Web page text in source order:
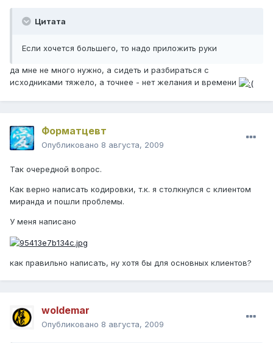
Цитата
Если хочется большего, то надо приложить руки
да мне не много нужно, а сидеть и разбираться с
исходниками тяжело, а точнее - нет желания и времени
Форматцевт
Опубликовано 8 августа, 2009
Так очередной вопрос.
Как верно написать кодировки, т.к. я столкнулся с клиентом
миранда и пошли проблемы.
У меня написано
как правильно написать, ну хотя бы для основных клиентов?
woldemar
Опубликовано 8 августа, 2009